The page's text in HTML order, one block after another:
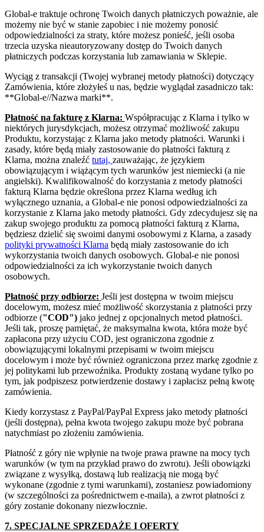
Global-e traktuje ochronę Twoich danych płatniczych poważnie, ale
możemy nie być w stanie zapobiec i nie możemy ponosić
odpowiedzialności za straty, które możesz ponieść, jeśli osoba
trzecia uzyska nieautoryzowany dostęp do Twoich danych
płatniczych podczas korzystania lub zamawiania w Sklepie.
Wyciąg z transakcji (Twojej wybranej metody płatności) dotyczący
Zamówienia, które złożyłeś u nas, będzie wyglądał zasadniczo tak:
**Global-e//Nazwa marki**.
Płatność na fakturę z Klarna: Współpracując z Klarna i tylko w
niektórych jurysdykcjach, możesz otrzymać możliwość zakupu
Produktu, korzystając z Klarna jako metody płatności. Warunki i
zasady, które będą miały zastosowanie do płatności fakturą z
Klarna, można znaleźć tutaj, zauważając, że językiem
obowiązującym i wiążącym tych warunków jest niemiecki (a nie
angielski). Kwalifikowalność do korzystania z metody płatności
fakturą Klarna będzie określona przez Klarna według ich
wyłącznego uznania, a Global-e nie ponosi odpowiedzialności za
korzystanie z Klarna jako metody płatności. Gdy zdecydujesz się na
zakup swojego produktu za pomocą płatności fakturą z Klarna,
będziesz dzielić się swoimi danymi osobowymi z Klarna, a zasady
polityki prywatności Klarna będą miały zastosowanie do ich
wykorzystania twoich danych osobowych. Global-e nie ponosi
odpowiedzialności za ich wykorzystanie twoich danych
osobowych.
Płatność przy odbiorze: Jeśli jest dostępna w twoim miejscu
docelowym, możesz mieć możliwość skorzystania z płatności przy
odbiorze ("COD") jako jednej z opcjonalnych metod płatności.
Jeśli tak, proszę pamiętać, że maksymalna kwota, która może być
zapłacona przy użyciu COD, jest ograniczona zgodnie z
obowiązującymi lokalnymi przepisami w twoim miejscu
docelowym i może być również ograniczona przez markę zgodnie z
jej politykami lub przewoźnika. Produkty zostaną wydane tylko po
tym, jak podpiszesz potwierdzenie dostawy i zapłacisz pełną kwotę
zamówienia.
Kiedy korzystasz z PayPal/PayPal Express jako metody płatności
(jeśli dostępna), pełna kwota twojego zakupu może być pobrana
natychmiast po złożeniu zamówienia.
Płatność z góry nie wpłynie na twoje prawa prawne na mocy tych
warunków (w tym na przykład prawo do zwrotu). Jeśli obowiązki
związane z wysyłką, dostawą lub realizacją nie mogą być
wykonane (zgodnie z tymi warunkami), zostaniesz powiadomiony
(w szczególności za pośrednictwem e-maila), a zwrot płatności z
góry zostanie dokonany niezwłocznie.
7. SPECJALNE SPRZEDAŻE I OFERTY